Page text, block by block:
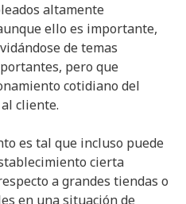
altamente
ello es importante,
de temas
pero que
cotidiano del
cliente.
es tal que incluso puede
cierta
a grandes tiendas o
en una situación de